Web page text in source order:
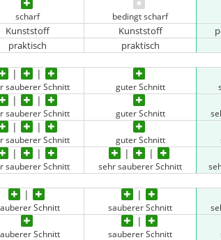
scharf bedingt scharf
Kunststoff Kunststoff
praktisch praktisch
sauberer Schnitt guter Schnitt
sauberer Schnitt guter Schnitt
sauberer Schnitt guter Schnitt
sauberer Schnitt sehr sauberer Schnitt
Schnitt sauberer Schnitt
Schnitt sauberer Schnitt